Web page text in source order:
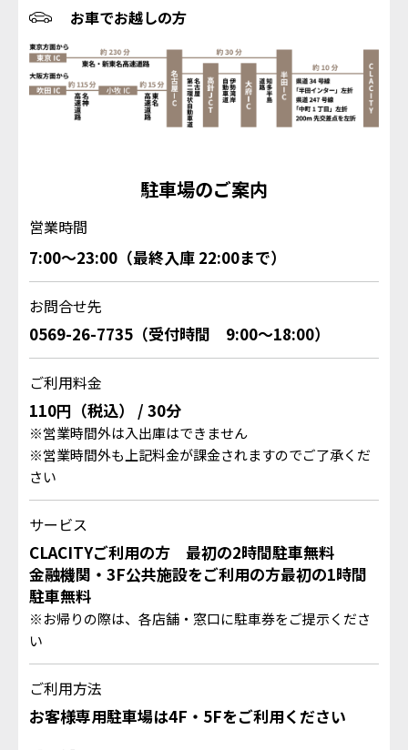
お車でお越しの方
駐車場のご案内
営業時間
7:00〜23:00（最終入庫 22:00まで）
お問合せ先
0569-26-7735 （受付時間 9:00〜18:00）
ご利用料金
110円（税込） / 30分
※営業時間外は入出庫はできません
※営業時間外も上記料金が課金されますのでご了承くだ
さい
サービス
CLACITYご利用の方 最初の2時間駐車無料
金融機関・3F公共施設をご利用の方最初の1時間
駐車無料
※お帰りの際は、各店舗・窓口に駐車券をご提示くださ
い
ご利用方法
お客様専用駐車場は4F・5Fをご利用ください